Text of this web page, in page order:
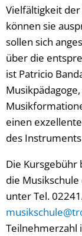
Vielfältigkeit
können sie
sollen sich
über die
ist Patricio
einen
des
Die
die
unter Tel.
Teilnehmerzahl